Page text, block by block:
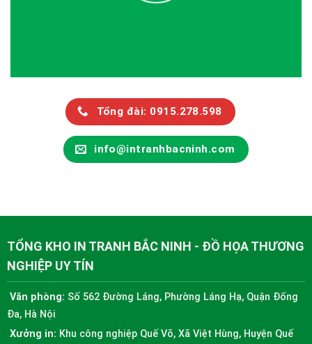
Tổng đài: 0915.278.598
info@intranhbacninh.com
TỔNG KHO IN TRANH BẮC NINH - ĐỒ HỌA THƯƠNG
NGHIỆP UY TÍN
Văn phòng: Số 562 Đường Láng, Phường Láng Hạ, Quận Đống
Đa, Hà Nội
Xưởng in: Khu công nghiệp Quế Võ, Xã Việt Hùng, Huyện Quế